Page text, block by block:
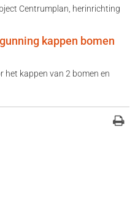
Centrumplan, herinrichting
kappen bomen
het kappen van 2 bomen en